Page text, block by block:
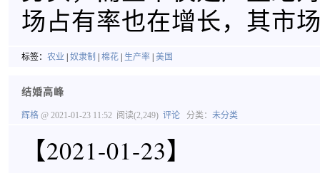
场占有率也在增长，其市
标签： 农业 奴隶制 棉花 生产率 美国
结婚高峰
辉格 @ 2021-01-23 11:52 阅读(2,249) 评论 分类： 未分类
【2021-01-23】